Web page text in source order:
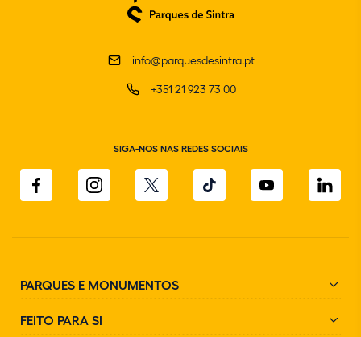
info@parquesdesintra.pt
+351 21 923 73 00
SIGA-NOS NAS REDES SOCIAIS
PARQUES E MONUMENTOS
FEITO PARA SI